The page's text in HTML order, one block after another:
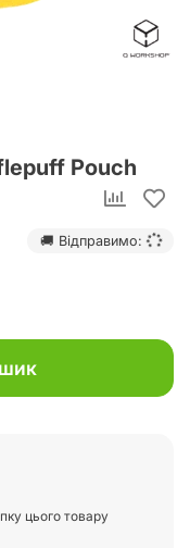
Pouch
🚚 Відправимо:
цього товару